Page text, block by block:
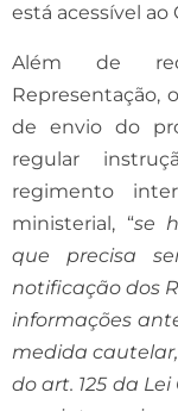
está acessível ao
Além de
Representação,
de envio do
regular
regimento
ministerial, “se
que precisa
notificação dos
informações
medida
do art. 125 da